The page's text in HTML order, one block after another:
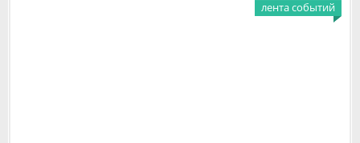
лента событий